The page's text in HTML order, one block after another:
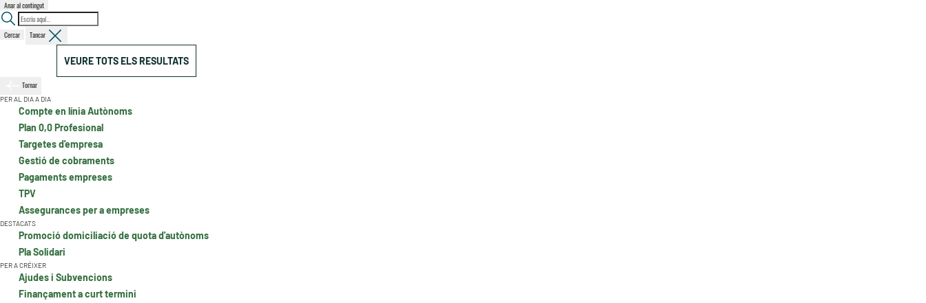
Anar al contingut
Cercar Tancar
VEURE TOTS ELS RESULTATS
Tornar
PER AL DIA A DIA
Compte en línia Autònoms
Plan 0,0 Profesional
Targetes d'empresa
Gestió de cobraments
Pagaments empreses
TPV
Assegurances per a empreses
DESTACATS
Promoció domiciliació de quota d'autònoms
Pla Solidari
PER A CRÉIXER
Ajudes i Subvencions
Finançament a curt termini